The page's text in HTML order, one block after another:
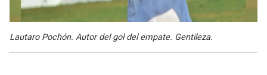
Lautaro Pochón. Autor del gol del empate. Gentileza.